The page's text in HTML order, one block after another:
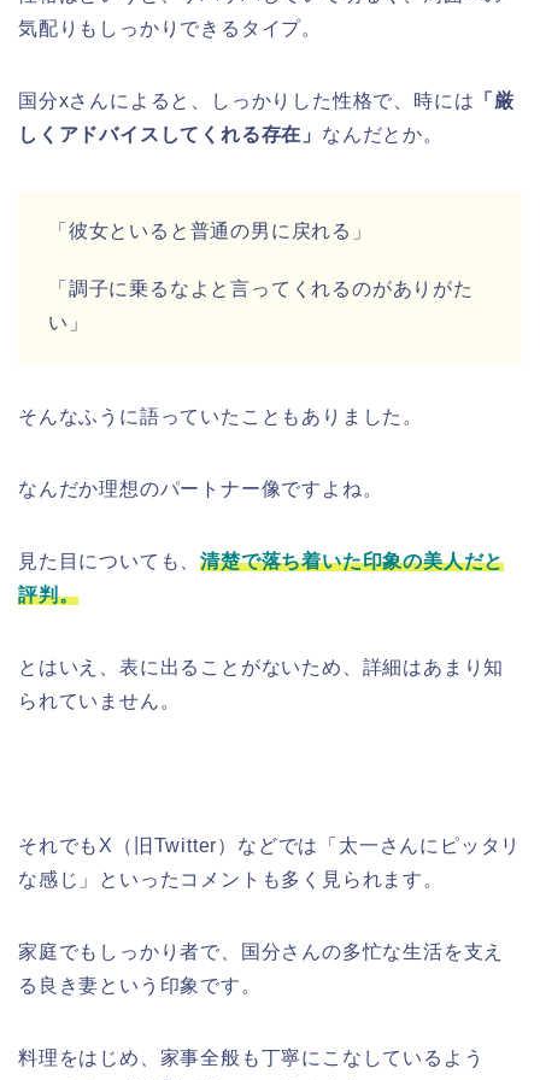
気配りもしっかりできるタイプ。
国分xさんによると、しっかりした性格で、時には 「厳
しくアドバイスしてくれる存在」 なんだとか。
「彼女といると普通の男に戻れる」
「調子に乗るなよと言ってくれるのがありがた
い」
そんなふうに語っていたこともありました。
なんだか理想のパートナー像ですよね。
見た目についても、清楚で落ち着いた印象の美人だと
評判。
とはいえ、表に出ることがないため、詳細はあまり知
られていません。
それでもX（旧Twitter）などでは「太一さんにピッタリ
な感じ」といったコメントも多く見られます。
家庭でもしっかり者で、国分さんの多忙な生活を支え
る良き妻という印象です。
料理をはじめ、家事全般も丁寧にこなしているよう